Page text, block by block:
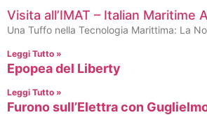
Visita all’IMAT – Italian Maritime
Una Tuffo nella Tecnologia Marittima: La
Leggi Tutto »
Epopea del Liberty
Leggi Tutto »
Furono sull’Elettra con